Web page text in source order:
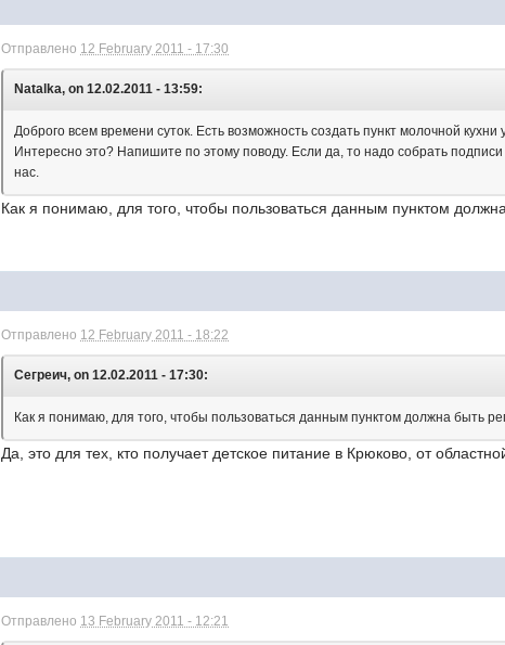
Отправлено 12 February 2011 - 17:30
Natalka, on 12.02.2011 - 13:59:
Доброго всем времени суток. Есть возможность создать пункт молочной
Интересно это? Напишите по этому поводу. Если да, то надо собрать
нас.
Как я понимаю, для того, чтобы пользоваться данным пунктом
Отправлено 12 February 2011 - 18:22
Сегреич, on 12.02.2011 - 17:30:
Как я понимаю, для того, чтобы пользоваться данным пунктом должна быть
Да, это для тех, кто получает детское питание в Крюково, от
Отправлено 13 February 2011 - 12:21